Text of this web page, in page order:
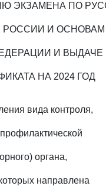
ЭКЗАМЕНА ПО
РОССИИ И ОСНОВАМ
И ВЫДАЧЕ
НА 2024 ГОД
вида контроля,
органа,
направлена